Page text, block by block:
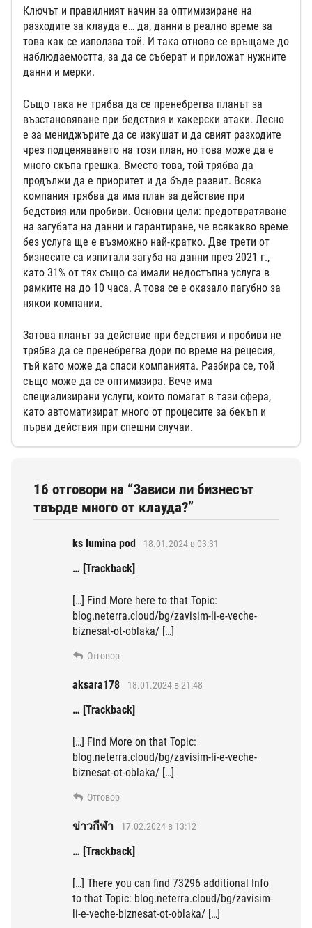
Ключът и правилният начин за оптимизиране на
разходите за клауда е… да, данни в реално време за
това как се използва той. И така отново се връщаме до
наблюдаемостта, за да се съберат и приложат нужните
данни и мерки.
Също така не трябва да се пренебрегва планът за
възстановяване при бедствия и хакерски атаки. Лесно
е за мениджърите да се изкушат и да свият разходите
чрез подценяването на този план, но това може да е
много скъпа грешка. Вместо това, той трябва да
продължи да е приоритет и да бъде развит. Всяка
компания трябва да има план за действие при
бедствия или пробиви. Основни цели: предотвратяване
на загубата на данни и гарантиране, че всякакво време
без услуга ще е възможно най-кратко. Две трети от
бизнесите са изпитали загуба на данни през 2021 г.,
като 31% от тях също са имали недостъпна услуга в
рамките на до 10 часа. А това се е оказало пагубно за
някои компании.
Затова планът за действие при бедствия и пробиви не
трябва да се пренебрегва дори по време на рецесия,
тъй като може да спаси компанията. Разбира се, той
също може да се оптимизира. Вече има
специализирани услуги, които помагат в тази сфера,
като автоматизират много от процесите за бекъп и
първи действия при спешни случаи.
16 отговори на “Зависи ли бизнесът
твърде много от клауда?”
ks lumina pod 18.01.2024 в 03:31
… [Trackback]
[…] Find More here to that Topic:
blog.neterra.cloud/bg/zavisim-li-e-veche-
biznesat-ot-oblaka/ […]
Отговор
aksara178 18.01.2024 в 21:48
… [Trackback]
[…] Find More on that Topic:
blog.neterra.cloud/bg/zavisim-li-e-veche-
biznesat-ot-oblaka/ […]
Отговор
ข่าวกีฬา 17.02.2024 в 13:12
… [Trackback]
[…] There you can find 73296 additional Info
to that Topic: blog.neterra.cloud/bg/zavisim-
li-e-veche-biznesat-ot-oblaka/ […]